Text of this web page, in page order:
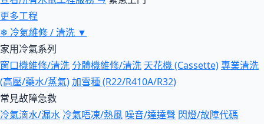
更多工程
❄ 冷氣維修 / 清洗 ▼
家用冷氣系列
窗口機維修/清洗 分體機維修/清洗 天花機 (Cassette)專業清洗
(高壓/藥水/蒸氣)加雪種 (R22/R410A/R32)
常見故障急救
冷氣滴水/漏水 冷氣唔凍/熱風 噪音/達達聲 閃燈/故障代碼